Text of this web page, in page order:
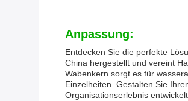
Anpassung:
Entdecken Sie die perfekte
China hergestellt und vereint
Wabenkern sorgt es für
Einzelheiten. Gestalten Sie
Organisationserlebnis